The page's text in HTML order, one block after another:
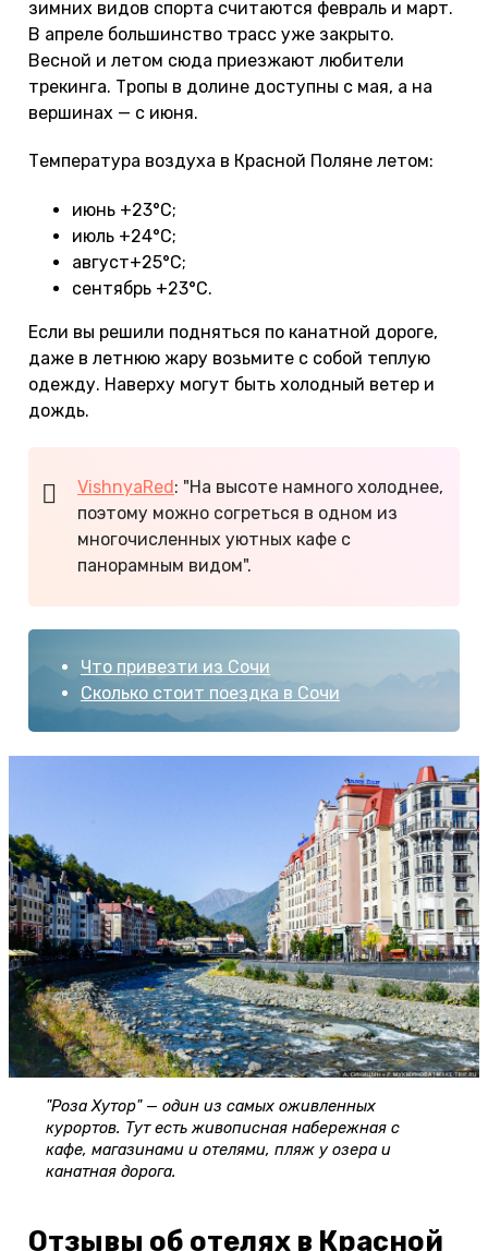
зимних видов спорта считаются февраль и март.
В апреле большинство трасс уже закрыто.
Весной и летом сюда приезжают любители
трекинга. Тропы в долине доступны с мая, а на
вершинах — с июня.
Температура воздуха в Красной Поляне летом:
июнь +23°С;
июль +24°С;
август+25°С;
сентябрь +23°С.
Если вы решили подняться по канатной дороге,
даже в летнюю жару возьмите с собой теплую
одежду. Наверху могут быть холодный ветер и
дождь.
VishnyaRed: "На высоте намного холоднее,
поэтому можно согреться в одном из
многочисленных уютных кафе с
панорамным видом".
Что привезти из Сочи
Сколько стоит поездка в Сочи
"Роза Хутор" — один из самых оживленных
курортов. Тут есть живописная набережная с
кафе, магазинами и отелями, пляж у озера и
канатная дорога.
Отзывы об отелях в Красной